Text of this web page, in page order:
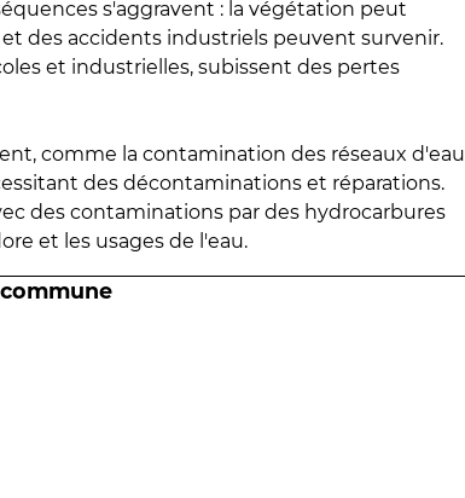
s'aggravent : la végétation peut
des accidents industriels peuvent survenir.
et industrielles, subissent des pertes
comme la contamination des réseaux d'eau
des décontaminations et réparations.
des contaminations par des hydrocarbures
et les usages de l'eau.